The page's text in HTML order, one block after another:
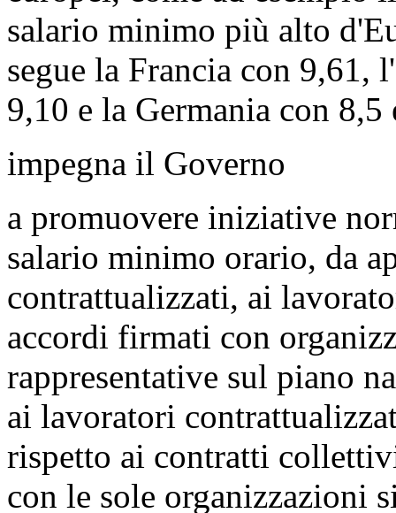
salario minimo più alto
segue la Francia con
9,10 e la Germania con 8,5
impegna il Governo
a promuovere iniziative
salario minimo orario, da
contrattualizzati, ai
accordi firmati con
rappresentative sul piano
ai lavoratori
rispetto ai contratti
con le sole organizzazioni